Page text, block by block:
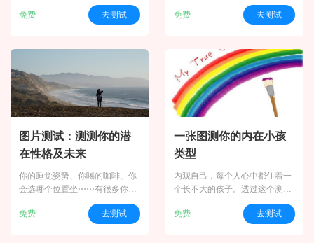
容：有的是希望，有的是渴求，
有的是幸福，有的是哀伤。而这
免费 去测试
面么？让这个测试带你发现答案
吧！（图片来源：kerjayuk）
免费 去测试
图片测试：测测你的潜
在性格及未来
你的睡觉姿势、你喝的咖啡、你
会选哪个位置坐⋯⋯有很多你选
择处理事情的方式，都能投射出
你的个性，根据你的个性，或是
免费 去测试
一张图测你的内在小孩
类型
内观自己，每个人心中都住着一
个长不大的孩子。透过这个测
验，我们可以看到关于你与你的
内在小孩之间的关系，以及你持
免费 去测试